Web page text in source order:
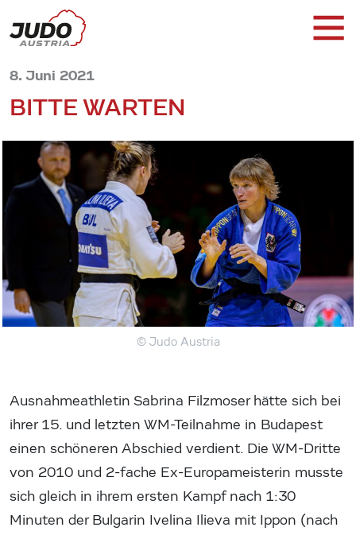
8. Juni 2021
BITTE WARTEN
© Judo Austria
Ausnahmeathletin Sabrina Filzmoser hätte sich bei
ihrer 15. und letzten WM-Teilnahme in Budapest
einen schöneren Abschied verdient. Die WM-Dritte
von 2010 und 2-fache Ex-Europameisterin musste
sich gleich in ihrem ersten Kampf nach 1:30
Minuten der Bulgarin Ivelina Ilieva mit Ippon (nach